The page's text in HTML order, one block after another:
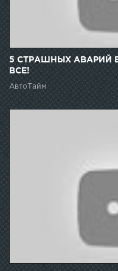
5 СТРАШНЫХ АВАРИЙ
ВСЕ!
АвтоТайм